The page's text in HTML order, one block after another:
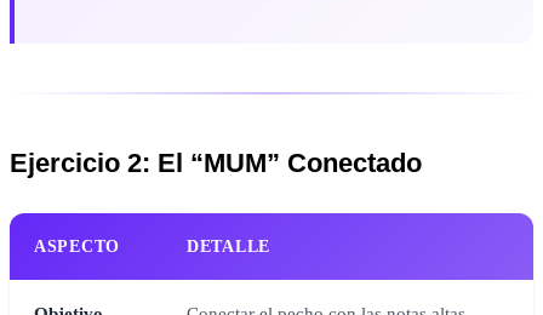
Ejercicio 2: El “MUM” Conectado
ASPECTO DETALLE